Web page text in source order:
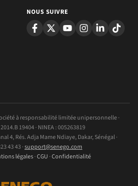
NOUS SUIVRE
à responsabilité limitée unipersonnelle ·
2014.B 19404 · NINEA : 005263819
4, Rés. Adja Mame Ndiaye, Dakar, Sénégal ·
43 43 ·support@senego.com
légales·CGU ·Confidentialité